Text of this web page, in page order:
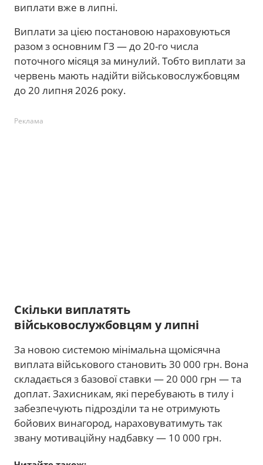
виплати вже в липні.
Виплати за цією постановою нараховуються
разом з основним ГЗ — до 20-го числа
поточного місяця за минулий. Тобто виплати за
червень мають надійти військовослужбовцям
до 20 липня 2026 року.
Реклама
Скільки виплатять
військовослужбовцям у липні
За новою системою мінімальна щомісячна
виплата військового становить 30 000 грн. Вона
складається з базової ставки — 20 000 грн — та
доплат. Захисникам, які перебувають в тилу і
забезпечують підрозділи та не отримують
бойових винагород, нараховуватимуть так
звану мотиваційну надбавку — 10 000 грн.